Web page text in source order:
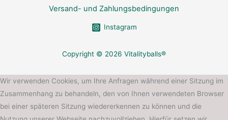
Versand- und Zahlungsbedingungen
Instagram
Copyright © 2026 Vitalityballs®
Wir verwenden Cookies, um Ihre Anfragen während einer Sitzung im
Zusammenhang zu behandeln, den von Ihnen verwendeten Browser
bei einer späteren Sitzung wiedererkennen zu können und die